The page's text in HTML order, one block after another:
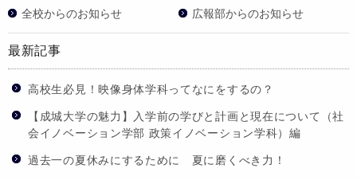
全校からのお知らせ 広報部からのお知らせ
最新記事
高校生必見！映像身体学科ってなにをするの？
【成城大学の魅力】入学前の学びと計画と現在について（社
会イノベーション学部 政策イノベーション学科）編
過去一の夏休みにするために 夏に磨くべき力！